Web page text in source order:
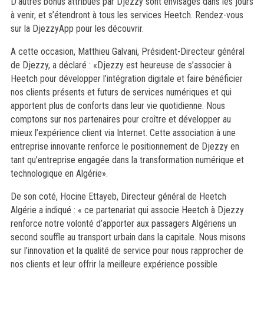
à venir, et s’étendront à tous les services Heetch. Rendez-vous
sur la DjezzyApp pour les découvrir.
A cette occasion, Matthieu Galvani, Président-Directeur général
de Djezzy, a déclaré : «Djezzy est heureuse de s’associer à
Heetch pour développer l’intégration digitale et faire bénéficier
nos clients présents et futurs de services numériques et qui
apportent plus de conforts dans leur vie quotidienne. Nous
comptons sur nos partenaires pour croître et développer au
mieux l’expérience client via Internet. Cette association à une
entreprise innovante renforce le positionnement de Djezzy en
tant qu’entreprise engagée dans la transformation numérique et
technologique en Algérie».
De son coté, Hocine Ettayeb, Directeur général de Heetch
Algérie a indiqué : « ce partenariat qui associe Heetch à Djezzy
renforce notre volonté d’apporter aux passagers Algériens un
second souffle au transport urbain dans la capitale. Nous misons
sur l’innovation et la qualité de service pour nous rapprocher de
nos clients et leur offrir la meilleure expérience possible